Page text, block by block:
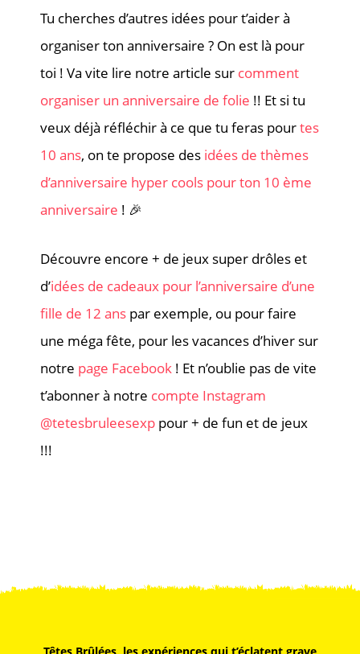
Tu cherches d’autres idées pour t’aider à
organiser ton anniversaire ? On est là pour
toi ! Va vite lire notre article sur comment
organiser un anniversaire de folie !! Et si tu
veux déjà réfléchir à ce que tu feras pourtes
10 ans, on te propose des idées de thèmes
d’anniversaire hyper cools pour ton 10 ème
anniversaire ! 🎉
Découvre encore + de jeux super drôles et
d’idées de cadeaux pour l’anniversaire d’une
fille de 12 ans par exemple, ou pour faire
une méga fête, pour les vacances d’hiver sur
notre page Facebook ! Et n’oublie pas de vite
t’abonner à notre compte Instagram
@tetesbruleesexp pour + de fun et de jeux
!!!